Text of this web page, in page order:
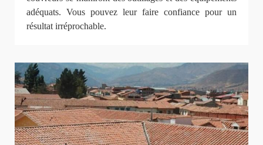
adéquats. Vous pouvez leur faire confiance pour un
résultat irréprochable.